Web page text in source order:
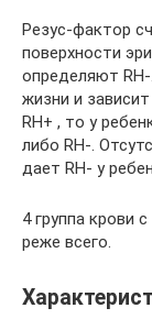
Резус-фактор
поверхности
определяют
жизни и
RH+ , то у
либо RH-.
дает RH- у
4 группа крови
реже всего.